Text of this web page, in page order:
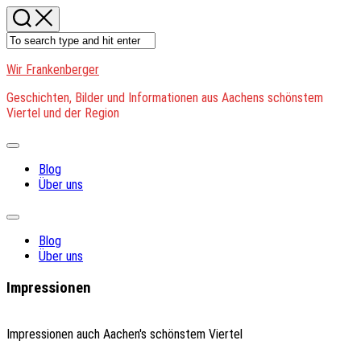
Skip
to
content
Wir Frankenberger
Geschichten, Bilder und Informationen aus Aachens schönstem
Viertel und der Region
Expand
Blog
Über uns
Expand
Blog
Über uns
Impressionen
Impressionen auch Aachen's schönstem Viertel